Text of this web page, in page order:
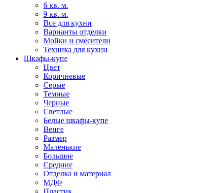
6 кв. м.
9 кв. м.
Все для кухни
Варианты отделки
Мойки и смесители
Техника для кухни
Шкафы-купе
Цвет
Коричневые
Серые
Темные
Черные
Светлые
Белые шкафы-купе
Венге
Размер
Маленькие
Большие
Средние
Отделка и материал
МДФ
Пластик